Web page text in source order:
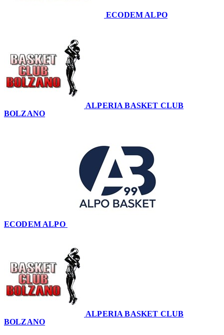
ECODEM ALPO
ALPERIA BASKET CLUB
BOLZANO
ECODEM ALPO
ALPERIA BASKET CLUB
BOLZANO